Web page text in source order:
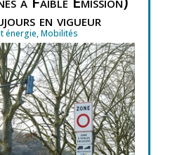
en vigueur
énergie,Mobilités